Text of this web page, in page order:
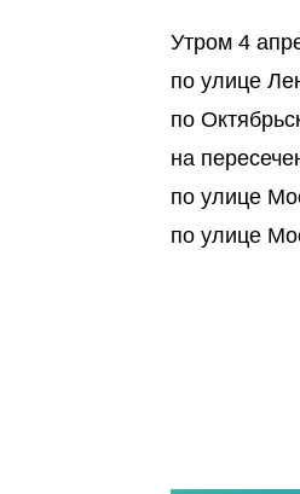
Утром 4
по улице
по
на
по улице
по улице